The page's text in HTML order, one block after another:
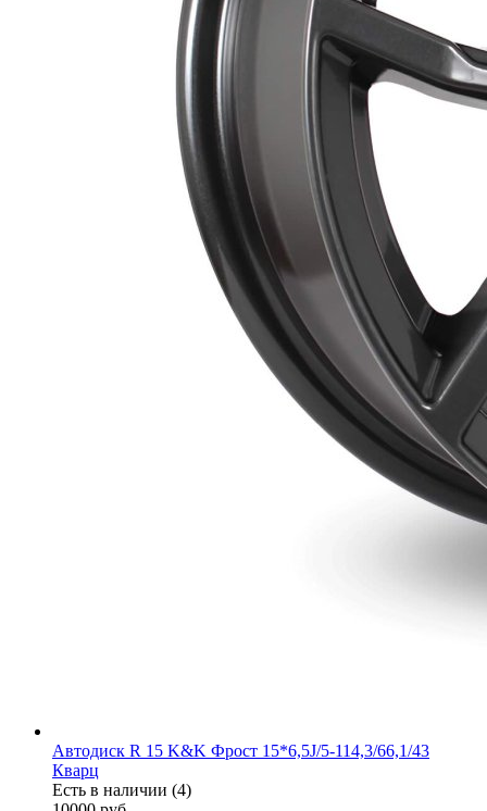
Автодиск R 15 K&K Фрост 15*6,5J/5-114,3/66,1/43
Кварц
Есть в наличии (4)